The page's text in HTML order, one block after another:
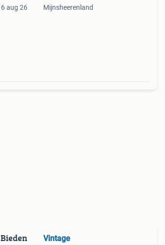
6 aug 26 Mijnsheerenland
Bieden Vintage